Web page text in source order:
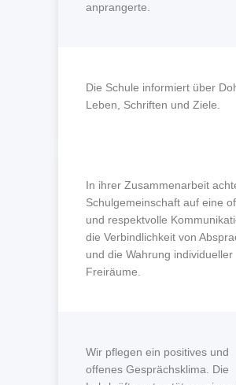
anprangerte.
Die Schule informiert über
Leben, Schriften und Ziele.
In ihrer Zusammenarbeit
Schulgemeinschaft auf eine
und respektvolle
die Verbindlichkeit von
und die Wahrung individueller
Freiräume.
Wir pflegen ein positives und
offenes Gesprächsklima. Die